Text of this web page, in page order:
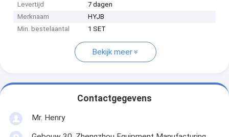
Levertijd
7 dagen
Merknaam
HYJB
Min. bestelaantal
1 SET
Bekijk meer
Contactgegevens
Mr. Henry